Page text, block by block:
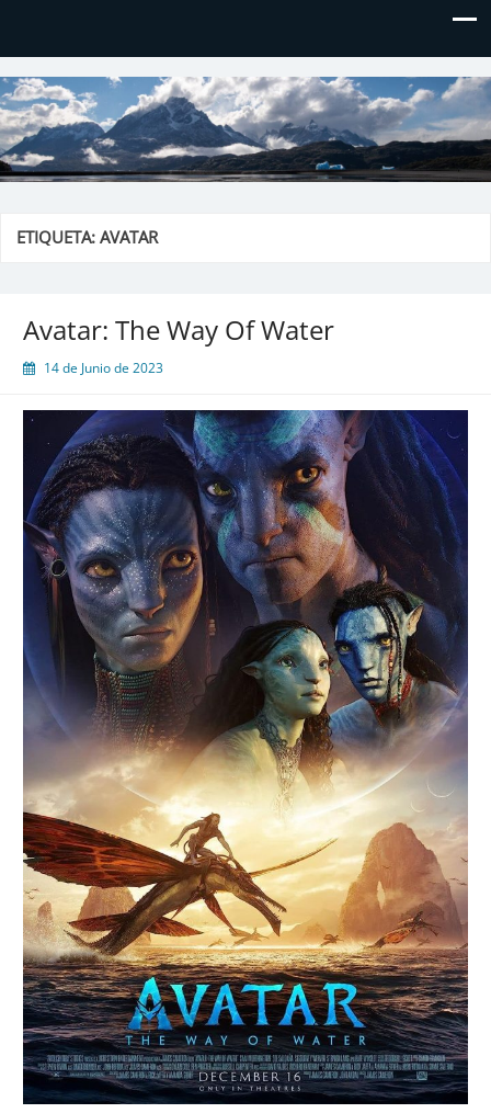
El blog de Don Hielos
ETIQUETA:AVATAR
Avatar: The Way Of Water
14 de Junio de 2023